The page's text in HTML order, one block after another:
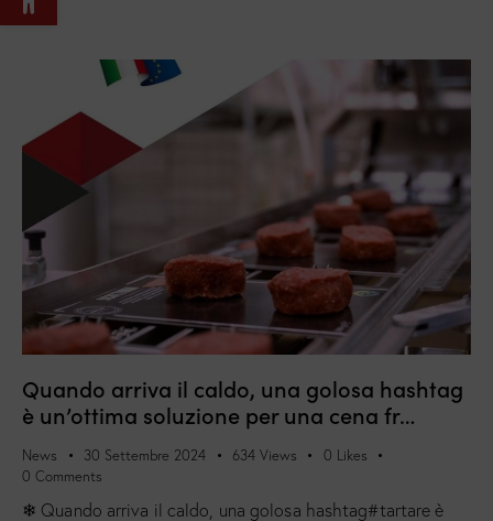
Quando arriva il caldo, una golosa hashtag
è un’ottima soluzione per una cena fr…
News 30 Settembre 2024 634 Views 0 Likes
0 Comments
❄ Quando arriva il caldo, una golosa hashtag#tartare è